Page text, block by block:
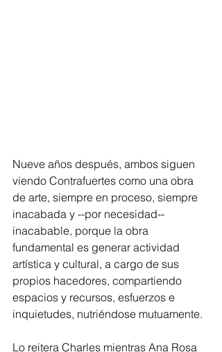
Nueve años después, ambos siguen
viendo Contrafuertes como una obra
de arte, siempre en proceso, siempre
inacabada y --por necesidad--
inacabable, porque la obra
fundamental es generar actividad
artística y cultural, a cargo de sus
propios hacedores, compartiendo
espacios y recursos, esfuerzos e
inquietudes, nutriéndose mutuamente.
Lo reitera Charles mientras Ana Rosa